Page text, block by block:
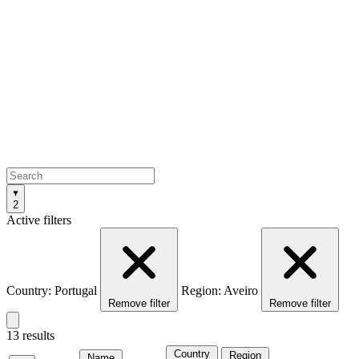
2
Active filters
Country: Portugal
Remove filter
Region: Aveiro
Remove filter
13 results
Country Region